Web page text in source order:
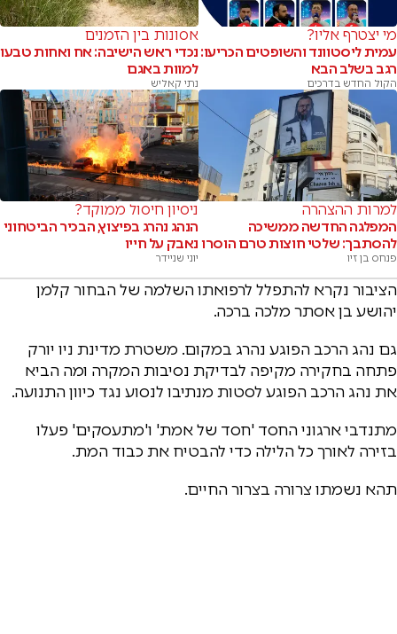
מי יצטרף אליו?
עמית ליסטוונד והשופטים הכריעו:
רגב בשלב הבא
הקול החדש בדרכים
אסונות בין הזמנים
נכדי ראש הישיבה: אח ואחות טבעו
למוות באגם
נתי קאליש
למרות ההצהרה
המפלגה החדשה ממשיכה
להסתבך: שלטי חוצות טרם הוסרו
פנחס בן זיו
ניסיון חיסול ממוקד?
הנהג נהרג בפיצוץ, הבכיר הביטחוני
נאבק על חייו
יוני שניידר
הציבור נקרא להתפלל לרפואתו השלמה של הבחור קלמן
יהושע בן אסתר מלכה ברכה.
גם נהג הרכב הפוגע נהרג במקום. משטרת מדינת ניו יורק
פתחה בחקירה מקיפה לבדיקת נסיבות המקרה ומה הביא
את נהג הרכב הפוגע לסטות מנתיבו לנסוע נגד כיוון התנועה.
מתנדבי ארגוני החסד 'חסד של אמת' ו'מתעסקים' פעלו
בזירה לאורך כל הלילה כדי להבטיח את כבוד המת.
תהא נשמתו צרורה בצרור החיים.